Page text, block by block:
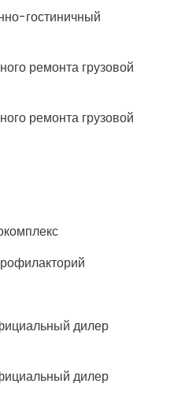
гостиничный
ремонта грузовой
ремонта грузовой
дилер
дилер